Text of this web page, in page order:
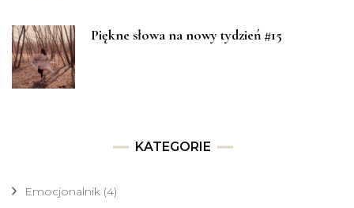
Piękne słowa na nowy tydzień #15
KATEGORIE
Emocjonalnik (4)